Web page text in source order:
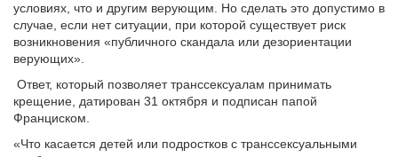
условиях, что и другим верующим. Но сделать это допустимо в
случае, если нет ситуации, при которой существует риск
возникновения «публичного скандала или дезориентации
верующих».
Ответ, который позволяет транссексуалам принимать
крещение, датирован 31 октября и подписан папой
Франциском.
«Что касается детей или подростков с транссексуальными